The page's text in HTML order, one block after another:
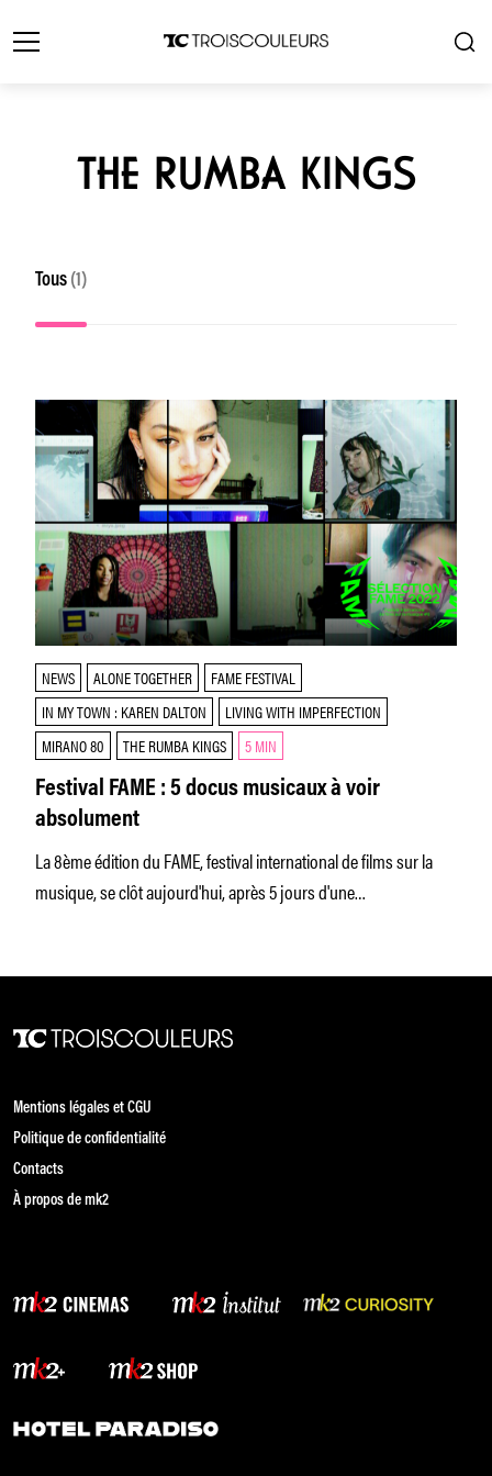
THE RUMBA KINGS
Tous (1)
NEWS ALONE TOGETHER
FAME FESTIVAL
IN MY TOWN : KAREN DALTON
LIVING WITH IMPERFECTION
MIRANO 80
THE RUMBA KINGS 5 MIN
Festival FAME : 5 docus musicaux à voir
absolument
La 8ème édition du FAME, festival international de films sur la
musique, se clôt aujourd'hui, après 5 jours d'une
Mentions légales et CGU
Politique de confidentialité
Contacts
À propos de mk2